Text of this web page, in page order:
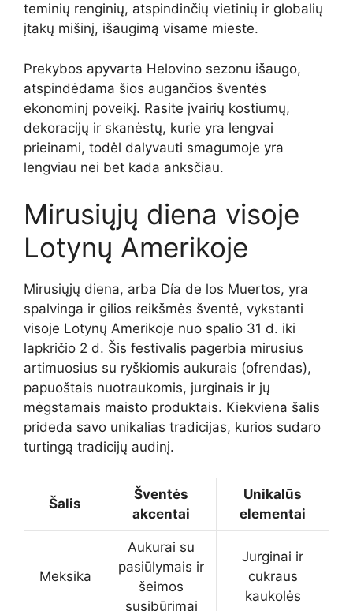
teminių renginių, atspindinčių vietinių ir globalių
įtakų mišinį, išaugimą visame mieste.
Prekybos apyvarta Helovino sezonu išaugo,
atspindėdama šios augančios šventės
ekonominį poveikį. Rasite įvairių kostiumų,
dekoracijų ir skanėstų, kurie yra lengvai
prieinami, todėl dalyvauti smagumoje yra
lengviau nei bet kada anksčiau.
Mirusiųjų diena visoje
Lotynų Amerikoje
Mirusiųjų diena, arba Día de los Muertos, yra
spalvinga ir gilios reikšmės šventė, vykstanti
visoje Lotynų Amerikoje nuo spalio 31 d. iki
lapkričio 2 d. Šis festivalis pagerbia mirusius
artimuosius su ryškiomis aukurais (ofrendas),
papuoštais nuotraukomis, jurginais ir jų
mėgstamais maisto produktais. Kiekviena šalis
prideda savo unikalias tradicijas, kurios sudaro
turtingą tradicijų audinį.
Šalis
Šventės
akcentai
Unikalūs
elementai
Meksika
Aukurai su
pasiūlymais ir
šeimos
susibūrimai
Jurginai ir
cukraus
kaukolės